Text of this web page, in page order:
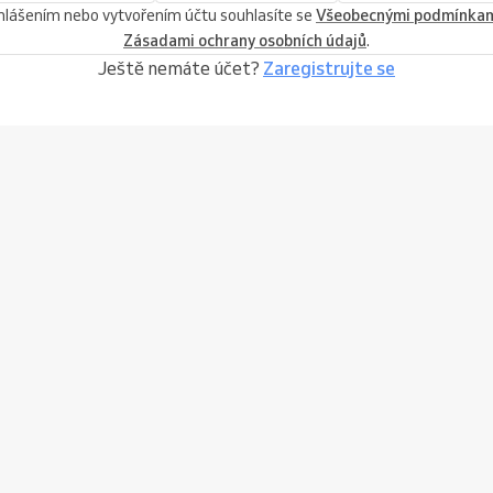
nebo vytvořením účtu souhlasíte se Všeobecnými
Zásadami ochrany osobních údajů.
Ještě nemáte účet? Zaregistrujte se